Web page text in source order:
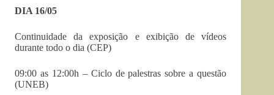
DIA 16/05
Continuidade da exposição e exibição de vídeos
durante todo o dia (CEP)
09:00 as 12:00h – Ciclo de palestras sobre a questão
(UNEB)